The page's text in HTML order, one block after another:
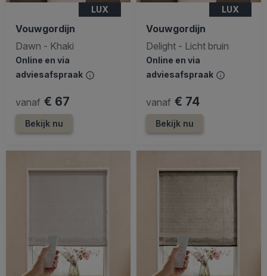
LUX
Vouwgordijn
Dawn - Khaki
Online en via
adviesafspraak
vanaf € 67
Bekijk nu
LUX
Vouwgordijn
Delight - Licht bruin
Online en via
adviesafspraak
vanaf € 74
Bekijk nu